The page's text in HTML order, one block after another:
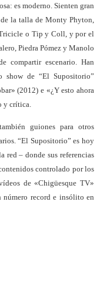
es moderno. Sienten gran
la talla de Monty Phyton,
o Tip y Coll, y por el
Piedra Pómez y Manolo
compartir escenario. Han
show de “El Supositorio”
(2012) e «¿Y esto ahora
y crítica.
guiones para otros
“El Supositorio” es hoy
red – donde sus referencias
controlado por los
de «Chigüesque TV»
record e insólito en